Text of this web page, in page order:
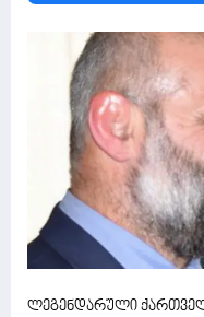
ლეგენდარული